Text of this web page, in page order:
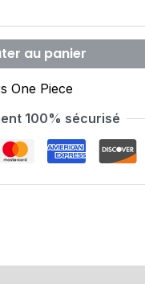
au panier
One Piece
100% sécurisé